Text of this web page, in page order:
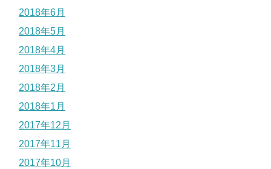
2018年6月
2018年5月
2018年4月
2018年3月
2018年2月
2018年1月
2017年12月
2017年11月
2017年10月